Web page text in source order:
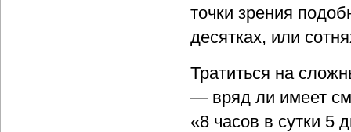
точки зрения
десятках, или
Тратиться на
— вряд ли имеет
«8 часов в сутки 5